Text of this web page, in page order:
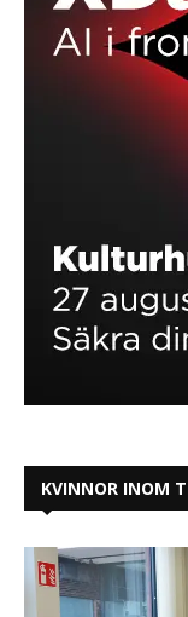
KVINNOR INOM